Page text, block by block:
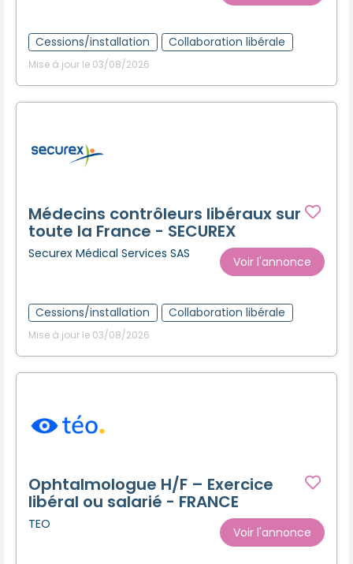
Cessions/installation Collaboration libérale
Mise à jour le 03/08/2026
Médecins contrôleurs libéraux sur
toute la France - SECUREX
Securex Médical Services SAS
Voir l'annonce
Cessions/installation Collaboration libérale
Mise à jour le 03/08/2026
Ophtalmologue H/F – Exercice
libéral ou salarié - FRANCE
TEO
Voir l'annonce